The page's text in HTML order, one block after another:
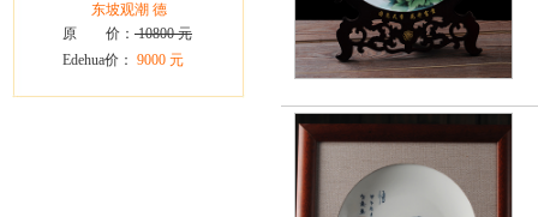
东坡观潮 德
原 价： 10800 元
Edehua价： 9000 元